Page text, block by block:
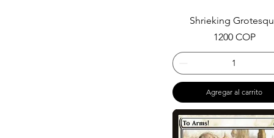
Shrieking
Precio
1200 COP
Agregar al carrito